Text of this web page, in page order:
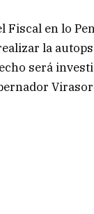
Fiscal en lo
la
será